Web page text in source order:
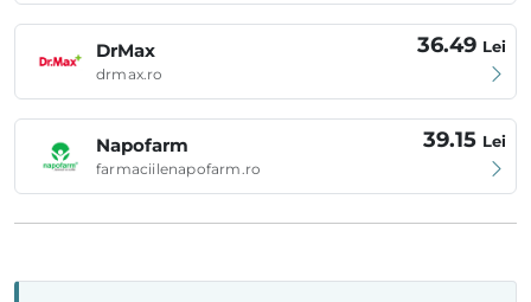
DrMax
drmax.ro
36.49 Lei
Napofarm
farmaciilenapofarm.ro
39.15 Lei